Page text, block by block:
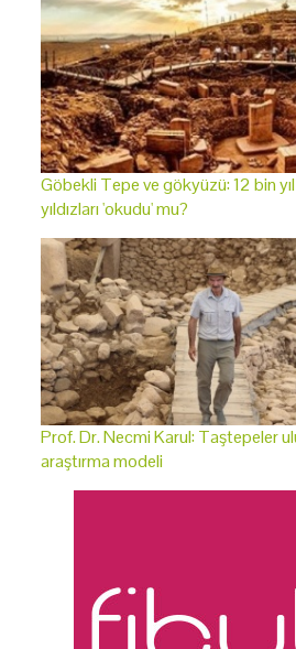
Göbekli Tepe ve gökyüzü: 12 bin
yıldızları 'okudu' mu?
Prof. Dr. Necmi Karul: Taştepeler
araştırma modeli